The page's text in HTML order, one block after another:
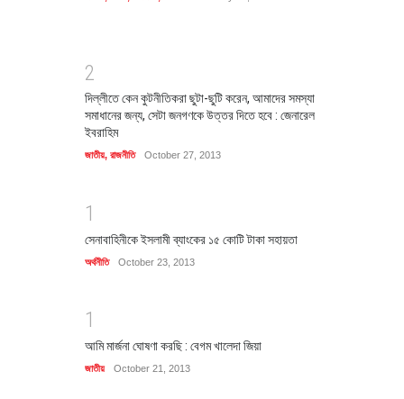
2
দিল্লীতে কেন কুটনীতিকরা ছুটা-ছুটি করেন, আমাদের সমস্যা
সমাধানের জন্য, সেটা জনগণকে উত্তর দিতে হবে : জেনারেল
ইবরাহিম
জাতীয়, রাজনীতি October 27, 2013
1
সেনাবাহিনীকে ইসলামী ব্যাংকের ১৫ কোটি টাকা সহায়তা
অর্থনীতি October 23, 2013
1
আমি মার্জনা ঘোষণা করছি : বেগম খালেদা জিয়া
জাতীয় October 21, 2013